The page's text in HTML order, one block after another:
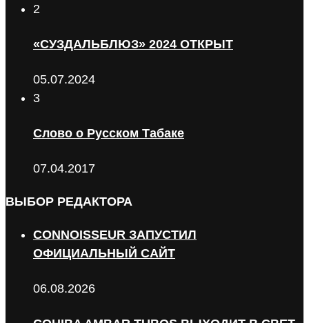
2
«СУЗДАЛЬБЛЮЗ» 2024 ОТКРЫТ
05.07.2024
3
Слово о Русском Табаке
07.04.2017
ВЫБОР РЕДАКТОРА
CONNOISSEUR ЗАПУСТИЛ
ОФИЦИАЛЬНЫЙ САЙТ
06.08.2026